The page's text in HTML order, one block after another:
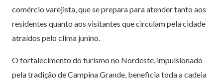
comércio varejista, que se prepara para atender tanto aos
residentes quanto aos visitantes que circulam pela cidade
atraídos pelo clima junino.
O fortalecimento do turismo no Nordeste, impulsionado
pela tradição de Campina Grande, beneficia toda a cadeia